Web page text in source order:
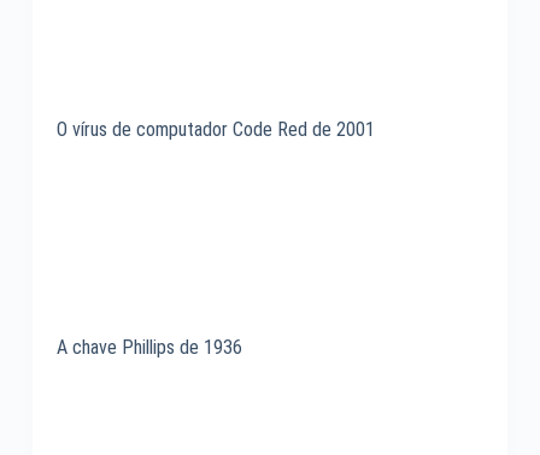
O vírus de computador Code Red de 2001
A chave Phillips de 1936